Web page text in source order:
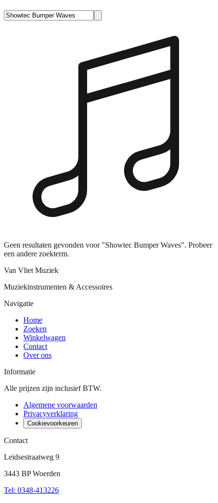
Geen resultaten gevonden voor "Showtec Bumper Waves". Probeer
een andere zoekterm.
Van Vliet Muziek
Muziekinstrumenten & Accessoires
Navigatie
Home
Zoeken
Winkelwagen
Contact
Over ons
Informatie
Alle prijzen zijn inclusief BTW.
Algemene voorwaarden
Privacyverklaring
Cookievoorkeuren
Contact
Leidsestraatweg 9
3443 BP Woerden
Tel: 0348-413226